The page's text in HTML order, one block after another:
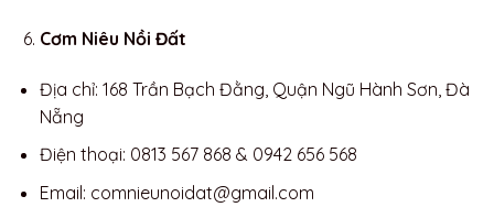
Cơm Niêu Nồi Đất
Địa chỉ: 168 Trần Bạch Đằng, Quận Ngũ Hành Sơn, Đà
Nẵng
Điện thoại: 0813 567 868 & 0942 656 568
Email: comnieunoidat@gmail.com